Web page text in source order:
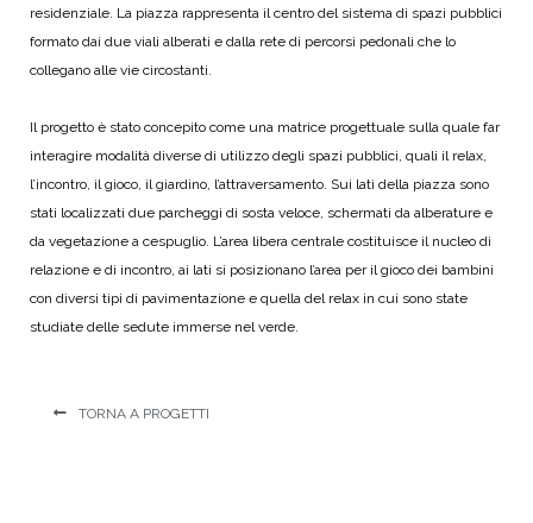
residenziale. La piazza rappresenta il centro del sistema di spazi pubblici
formato dai due viali alberati e dalla rete di percorsi pedonali che lo
collegano alle vie circostanti.
Il progetto è stato concepito come una matrice progettuale sulla quale far
interagire modalità diverse di utilizzo degli spazi pubblici, quali il relax,
l’incontro, il gioco, il giardino, l’attraversamento. Sui lati della piazza sono
stati localizzati due parcheggi di sosta veloce, schermati da alberature e
da vegetazione a cespuglio. L’area libera centrale costituisce il nucleo di
relazione e di incontro, ai lati si posizionano l’area per il gioco dei bambini
con diversi tipi di pavimentazione e quella del relax in cui sono state
studiate delle sedute immerse nel verde.
TORNA A PROGETTI